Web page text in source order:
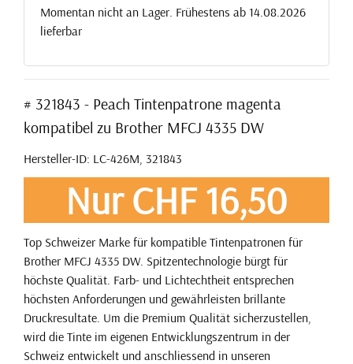
Momentan nicht an Lager. Frühestens ab 14.08.2026
lieferbar
# 321843 - Peach Tintenpatrone magenta
kompatibel zu Brother MFCJ 4335 DW
Hersteller-ID: LC-426M, 321843
Nur CHF 16,50
Top Schweizer Marke für kompatible Tintenpatronen für
Brother MFCJ 4335 DW. Spitzentechnologie bürgt für
höchste Qualität. Farb- und Lichtechtheit entsprechen
höchsten Anforderungen und gewährleisten brillante
Druckresultate. Um die Premium Qualität sicherzustellen,
wird die Tinte im eigenen Entwicklungszentrum in der
Schweiz entwickelt und anschliessend in unseren